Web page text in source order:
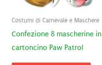
Costumi di Carnevale e Maschere
Confezione 8 mascherine in
cartoncino Paw Patrol